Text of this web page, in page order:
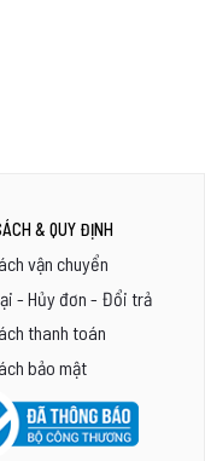
& QUY ĐỊNH
vận chuyển
- Hủy đơn - Đổi trả
thanh toán
bảo mật